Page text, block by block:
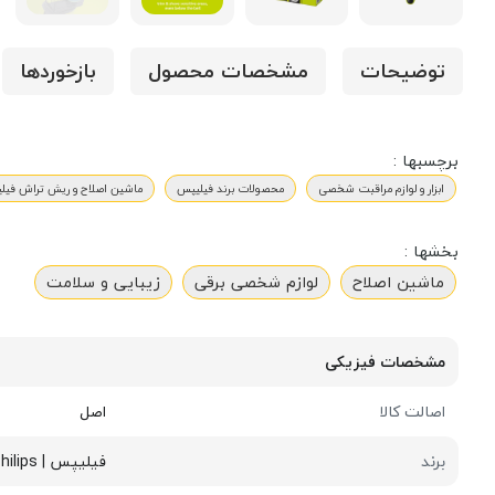
توضیحات مشخصات محصول بازخوردها
برچسبها :
ابزار و لوازم مراقبت شخصی محصولات برند فیلیپس ماشین اصلاح و ریش تراش
بخشها :
ماشین اصلاح
لوازم شخصی برقی زیبایی و سلامت
مشخصات فیزیکی
اصالت کالا
اصل
برند
فیلیپس | Philips